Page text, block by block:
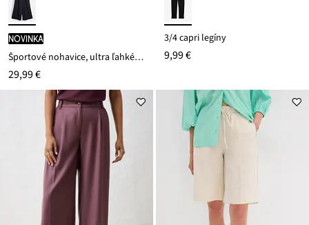
novinka
Športové nohavice, ultra ľahké, ozdobné záhyby, rýchloschnúce
29,99 €
3/4 capri legíny
9,99 €